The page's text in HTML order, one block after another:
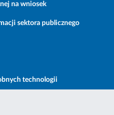
na wniosek
sektora publicznego
technologii